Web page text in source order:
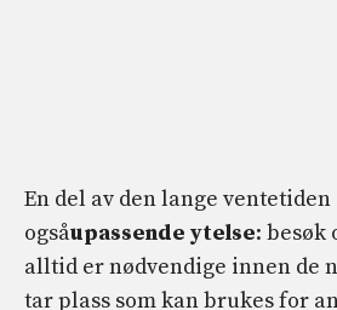
En del av den lange ventetiden
ogsåupassende ytelse: besøk
alltid er nødvendige innen de
tar plass som kan brukes for